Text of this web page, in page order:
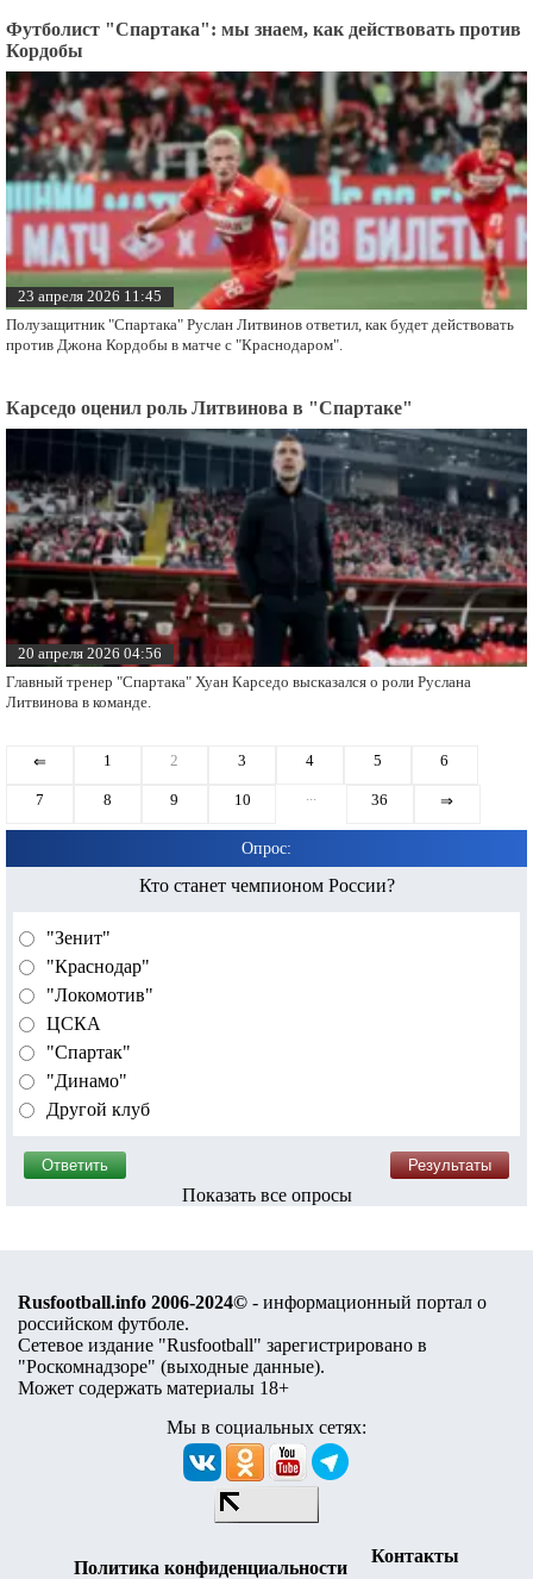
Футболист "Спартака": мы знаем, как действовать против
Кордобы
23 апреля 2026 11:45
Полузащитник "Спартака" Руслан Литвинов ответил, как будет действовать
против Джона Кордобы в матче с "Краснодаром".
Карседо оценил роль Литвинова в "Спартаке"
20 апреля 2026 04:56
Главный тренер "Спартака" Хуан Карседо высказался о роли Руслана
Литвинова в команде.
⇐ 1 2 3 4 5 6
7 8 9 10 ... 36 ⇒
Опрос:
Кто станет чемпионом России?
"Зенит"
"Краснодар"
"Локомотив"
ЦСКА
"Спартак"
"Динамо"
Другой клуб
Показать все опросы
Rusfootball.info 2006-2024© - информационный портал о
российском футболе.
Сетевое издание "Rusfootball" зарегистрировано в
"Роскомнадзоре" (выходные данные).
Может содержать материалы 18+
Мы в социальных сетях:
Политика конфиденциальности
Контакты